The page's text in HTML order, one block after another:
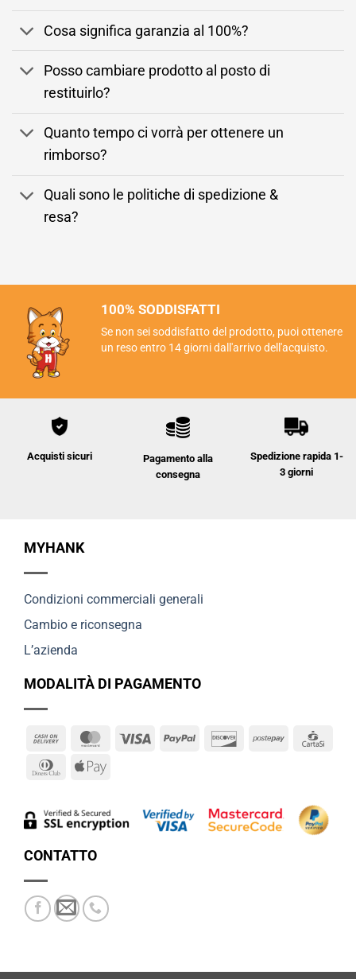
Cosa significa garanzia al 100%?
Posso cambiare prodotto al posto di
restituirlo?
Quanto tempo ci vorrà per ottenere un
rimborso?
Quali sono le politiche di spedizione &
resa?
100% SODDISFATTI
Se non sei soddisfatto del prodotto, puoi ottenere
un reso entro 14 giorni dall'arrivo dell'acquisto.
Acquisti sicuri
Pagamento alla
consegna
Spedizione rapida 1-
3 giorni
MYHANK
Condizioni commerciali generali
Cambio e riconsegna
L’azienda
MODALITÀ DI PAGAMENTO
Cash
Delivery
MasterCard
Visa PayPal DiscoverPostepay
DinnersApple
CONTATTO